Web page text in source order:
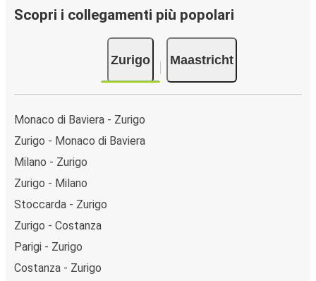
Scopri i collegamenti più popolari
Zurigo Maastricht
Monaco di Baviera - Zurigo
Zurigo - Monaco di Baviera
Milano - Zurigo
Zurigo - Milano
Stoccarda - Zurigo
Zurigo - Costanza
Parigi - Zurigo
Costanza - Zurigo